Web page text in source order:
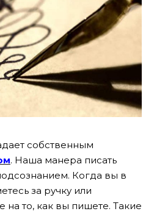
собственным
. Наша манера писать
Когда вы в
за ручку или
на то, как вы пишете. Такие